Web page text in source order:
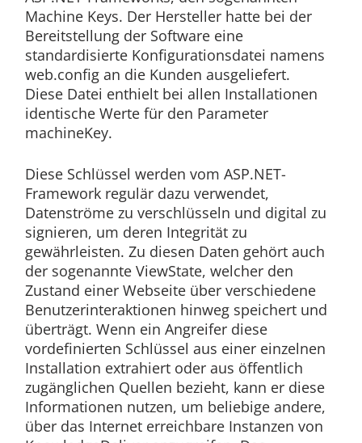
Machine Keys. Der Hersteller hatte bei der
Bereitstellung der Software eine
standardisierte Konfigurationsdatei namens
web.config an die Kunden ausgeliefert.
Diese Datei enthielt bei allen Installationen
identische Werte für den Parameter
machineKey.
Diese Schlüssel werden vom ASP.NET-
Framework regulär dazu verwendet,
Datenströme zu verschlüsseln und digital zu
signieren, um deren Integrität zu
gewährleisten. Zu diesen Daten gehört auch
der sogenannte ViewState, welcher den
Zustand einer Webseite über verschiedene
Benutzerinteraktionen hinweg speichert und
überträgt. Wenn ein Angreifer diese
vordefinierten Schlüssel aus einer einzelnen
Installation extrahiert oder aus öffentlich
zugänglichen Quellen bezieht, kann er diese
Informationen nutzen, um beliebige andere,
über das Internet erreichbare Instanzen von